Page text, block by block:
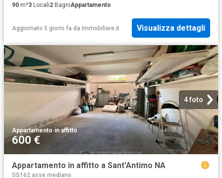
90 m²3 Locali2 BagniAppartamento
Aggiornato 5 giorni fa da Immobiliare.it Visualizza dettagli
4 foto
Appartamento·in affitto
600 €
Appartamento in affitto a Sant'Antimo NA
SS162 asse mediano